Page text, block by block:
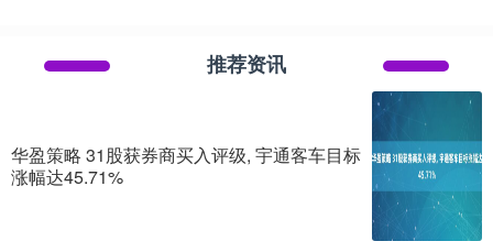
推荐资讯
华盈策略 31股获券商买入评级, 宇通客车目标
涨幅达45.71%